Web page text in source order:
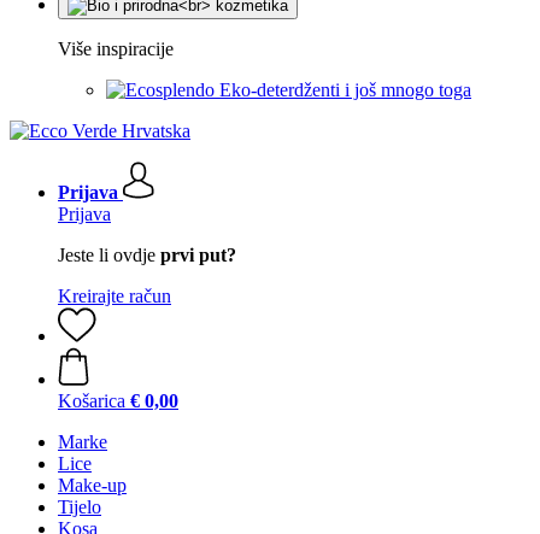
Više inspiracije
Eko-deterdženti i još mnogo toga
Prijava
Prijava
Jeste li ovdje prvi put?
Kreirajte račun
Košarica € 0,00
Marke
Lice
Make-up
Tijelo
Kosa